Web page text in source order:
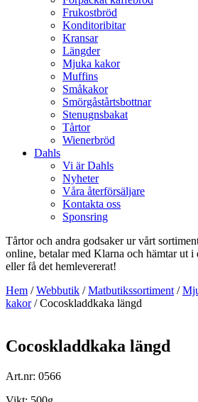
Frukostbröd
Konditoribitar
Kransar
Längder
Mjuka kakor
Muffins
Småkakor
Smörgåstårtsbottnar
Stenugnsbakat
Tårtor
Wienerbröd
Dahls
Vi är Dahls
Nyheter
Våra återförsäljare
Kontakta oss
Sponsring
Tårtor och andra godsaker ur vårt
online, betalar med Klarna och hämtar ut i
eller få det hemlevererat!
Hem /Webbutik /Matbutikssortiment /
kakor/ Cocoskladdkaka längd
Cocoskladdkaka längd
Art.nr: 0566